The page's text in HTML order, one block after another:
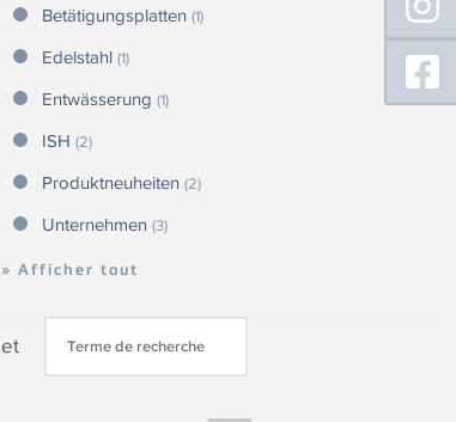
Betätigungsplatten (1)
Edelstahl (1)
Entwässerung (1)
ISH (2)
Produktneuheiten (2)
Unternehmen (3)
» Afficher tout
et